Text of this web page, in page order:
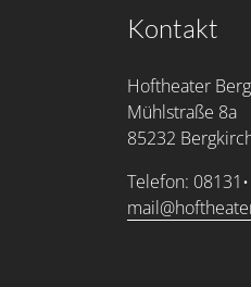
Kontakt
Hoftheater
Mühlstraße 8a
85232
Telefon: